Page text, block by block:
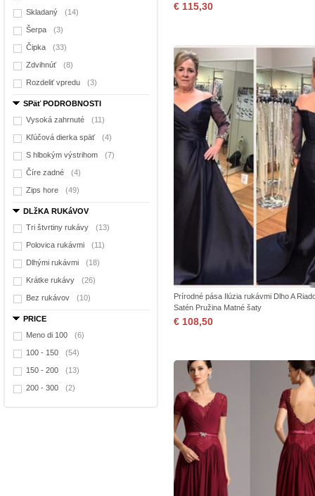
Skladaný (14)
Šerpa (3)
Čipka (33)
Zdvihnúť (8)
Rozdeliť vpredu (3)
SPäť PODROBNOSTI
Vysoká zahrnuté
(11)
Kľúčová dierka späť (4)
S hlbokým výstrihom (7)
Číre zadné (4)
Zips hore (49)
DLžKA RUKáVOV
Tri štvrtiny rukávy
(13)
Polovica rukávmi (11)
Dlhými rukávmi (18)
Krátke rukávy (26)
Bez rukávov (10)
PRICE
Meno di 100
(6)
100 - 150 (54)
150 - 200 (13)
200 - 300 (2)
€ 115,30
Prírodné pása Ilúzia rukávmi Dlho A
Satén Pružina Matné šaty
€ 108,50